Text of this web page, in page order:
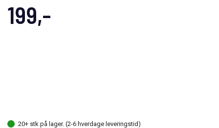
199,-
20+ stk på lager. (2-6 hverdage leveringstid)